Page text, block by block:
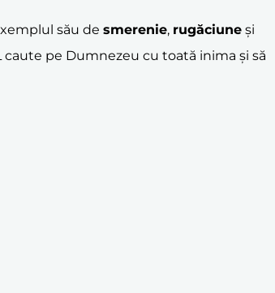
său de smerenie, rugăciune și
pe Dumnezeu cu toată inima și să